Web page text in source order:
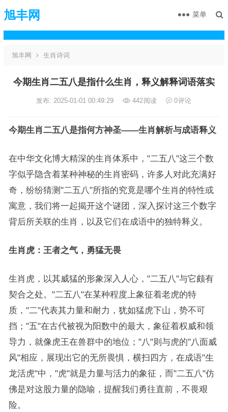
旭丰网 菜单
旭丰网 生肖诗词
今期生肖二五八是指什么生肖，释义解释词语落实
发布: 2025-01-01 00:49:29 442阅读 0评论
今期生肖二五八是指何方神圣——生肖解析与成语释义
在中华文化博大精深的生肖体系中，"二五八"这三个数
字似乎隐含着某种神秘的生肖密码，许多人对此充满好
奇，纷纷猜测"二五八"所指的究竟是哪个生肖的特性或
寓意，我们将一起揭开这个谜团，深入探讨这三个数字
背后所关联的生肖，以及它们在成语中的独特释义。
生肖虎：王者之气，勇猛无畏
生肖虎，以其威猛的形象深入人心，"二五八"与它颇有
契合之处。"二五八"在某种程度上象征着老虎的特
质，"二"代表其力量和耐力，犹如猛虎下山，势不可
挡；"五"在古代被视为阳数中的最大，象征着权威和领
导力，就像虎王在兽群中的地位；"八"则与虎的"八面威
风"相应，展现出它的无所畏惧，横扫四方，在成语"生
龙活虎"中，"虎"就是力量与活力的象征，而"二五八"仿
佛是对这股力量的隐喻，提醒我们勇往直前，不畏艰
险。